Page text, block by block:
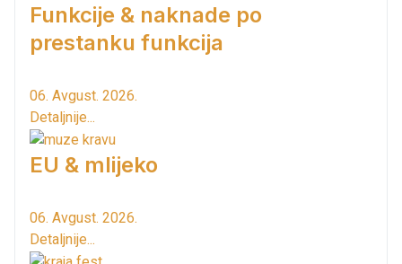
Funkcije & naknade po
prestanku funkcija
06. Avgust. 2026.
Detaljnije...
EU & mlijeko
06. Avgust. 2026.
Detaljnije...